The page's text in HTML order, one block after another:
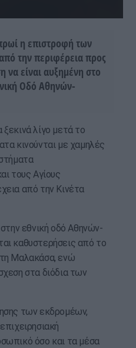
η επιστροφή των
την περιφέρεια προς
να είναι αυξημένη στο
Οδό Αθηνών-
λίγο μετά το
κινούνται με χαμηλές
τους Αγίους
από την Κινέτα
εθνική οδό Αθηνών-
καθυστερήσεις από το
Μαλακάσα, ενώ
στα διόδια των
των εκδρομέων,
όσο και τα μέσα